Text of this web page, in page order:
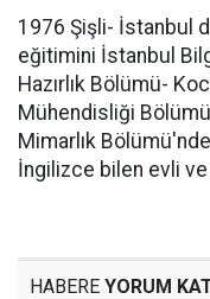
1976 Şişli- İstanbul
eğitimini İstanbul
Hazırlık Bölümü-
Mühendisliği
Mimarlık
İngilizce bilen evli ve
HABERE YORUM